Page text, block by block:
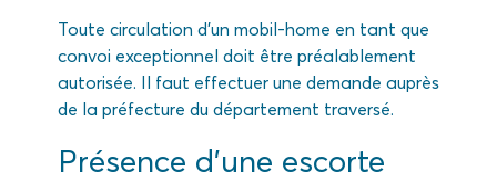
Toute circulation d’un mobil-home en tant que
convoi exceptionnel doit être préalablement
autorisée. Il faut effectuer une demande auprès
de la préfecture du département traversé.
Présence d’une escorte